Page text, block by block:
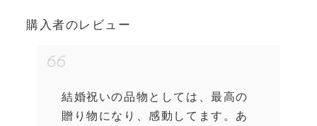
購入者のレビュー
結婚祝いの品物としては、最高の
贈り物になり、感動してます。あ